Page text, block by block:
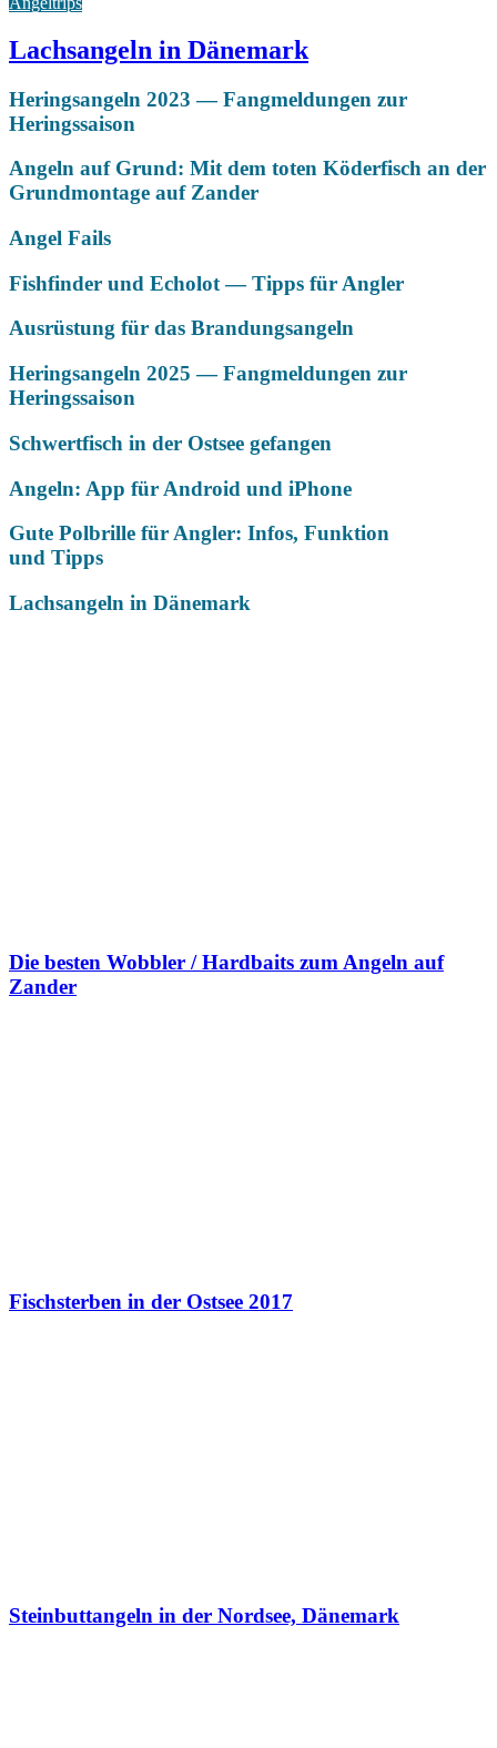
Lachsangeln in Dänemark
Heringsangeln 2023 — Fangmeldungen zur
Heringssaison
Angeln auf Grund: Mit dem toten Köderfisch an der
Grundmontage auf Zander
Angel Fails
Fishfinder und Echolot — Tipps für Angler
Ausrüstung für das Brandungsangeln
Heringsangeln 2025 — Fangmeldungen zur
Heringssaison
Schwertfisch in der Ostsee gefangen
Angeln: App für Android und iPhone
Gute Polbrille für Angler: Infos, Funktion
und Tipps
Lachsangeln in Dänemark
Die besten Wobbler / Hardbaits zum Angeln auf
Zander
Fischsterben in der Ostsee 2017
Steinbuttangeln in der Nordsee, Dänemark